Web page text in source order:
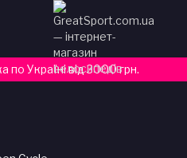
Україні від 3000 грн.